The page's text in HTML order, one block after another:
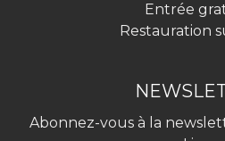
Entrée
Restauration
Abonnez-vous à la